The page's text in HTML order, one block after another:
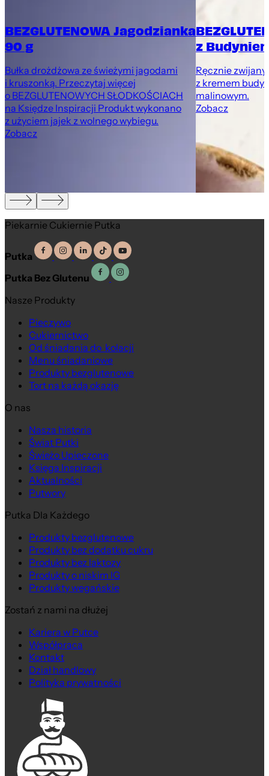
BEZGLUTENOWA Jagodzianka
90 g
Bułka drożdżowa ze świeżymi jagodami
i kruszonką. Przeczytaj więcej
o BEZGLUTENOWYCH SŁODKOŚCIACH
na Księdze Inspiracji Produkt wykonano
z użyciem jajek z wolnego wybiegu.
Zobacz
z
Ręcznie
z kremem
malinowym.
Zobacz
Piekarnie Cukiernie Putka
Putka
Putka Bez Glutenu
Nasze Produkty
Pieczywo
Cukiernictwo
Od śniadania do kolacji
Menu śniadaniowe
Produkty bezglutenowe
Tort na każdą okazję
O nas
Nasza historia
Świat Putki
Świeżo Upieczone
Księga Inspiracji
Aktualności
Putwory
Putka Dla Każdego
Produkty bezglutenowe
Produkty bez dodatku cukru
Produkty bez laktozy
Produkty o niskim IG
Produkty wegańskie
Zostań z nami na dłużej
Kariera w Putce
Współpraca
Kontakt
Dział handlowy
Polityka prywatności